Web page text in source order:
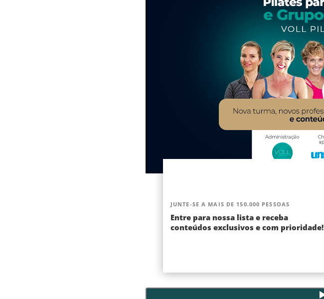
JUNTE-SE A MAIS DE 150.000 PESSOAS
Entre para nossa lista e receba
conteúdos exclusivos e com prioridade!